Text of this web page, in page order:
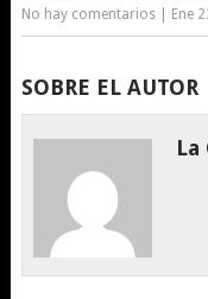
No hay comentarios| Ene
SOBRE EL AUTOR
La